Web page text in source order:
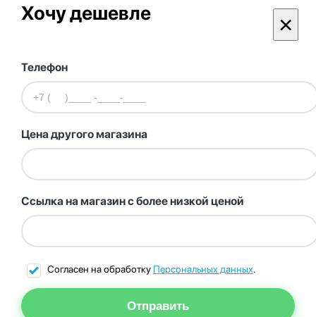
Хочу дешевле ×
Телефон
Цена другого магазина
Ссылка на магазин с более низкой ценой
Согласен на обработку Персональных данных.
Отправить